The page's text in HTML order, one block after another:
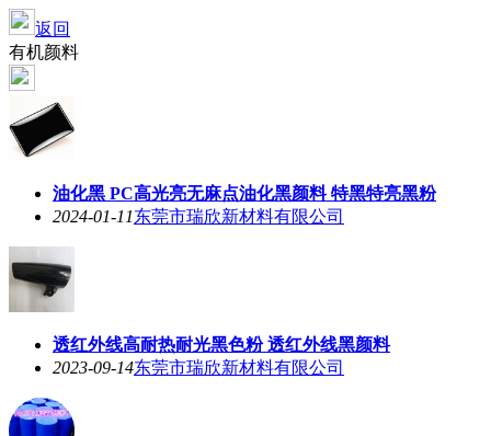
返回
有机颜料
油化黑 PC高光亮无麻点油化黑颜料 特黑特亮黑粉
2024-01-11东莞市瑞欣新材料有限公司
透红外线高耐热耐光黑色粉 透红外线黑颜料
2023-09-14东莞市瑞欣新材料有限公司